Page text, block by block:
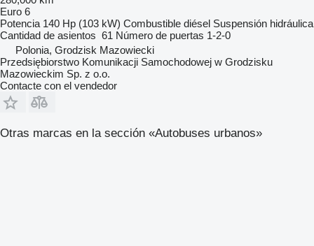
Euro 6
Potencia 140 Hp (103 kW) Combustible diésel Suspensión hidráulica
Cantidad de asientos 61 Número de puertas 1-2-0
Polonia, Grodzisk Mazowiecki
Przedsiębiorstwo Komunikacji Samochodowej w Grodzisku
Mazowieckim Sp. z o.o.
Contacte con el vendedor
Otras marcas en la sección «Autobuses urbanos»